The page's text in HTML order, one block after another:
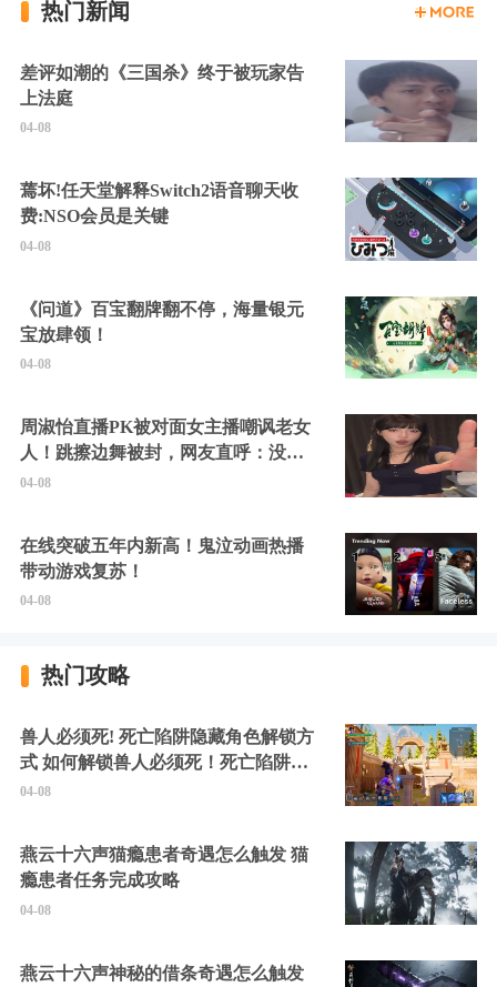
热门新闻
差评如潮的《三国杀》终于被玩家告
上法庭
04-08
蔫坏!任天堂解释Switch2语音聊天收
费:NSO会员是关键
04-08
《问道》百宝翻牌翻不停，海量银元
宝放肆领！
04-08
周淑怡直播PK被对面女主播嘲讽老女
人！跳擦边舞被封，网友直呼：没边
硬擦封的好！
04-08
在线突破五年内新高！鬼泣动画热播
带动游戏复苏！
04-08
热门攻略
兽人必须死! 死亡陷阱隐藏角色解锁方
式 如何解锁兽人必须死！死亡陷阱中
的隐藏角色
04-08
燕云十六声猫瘾患者奇遇怎么触发 猫
瘾患者任务完成攻略
04-08
燕云十六声神秘的借条奇遇怎么触发